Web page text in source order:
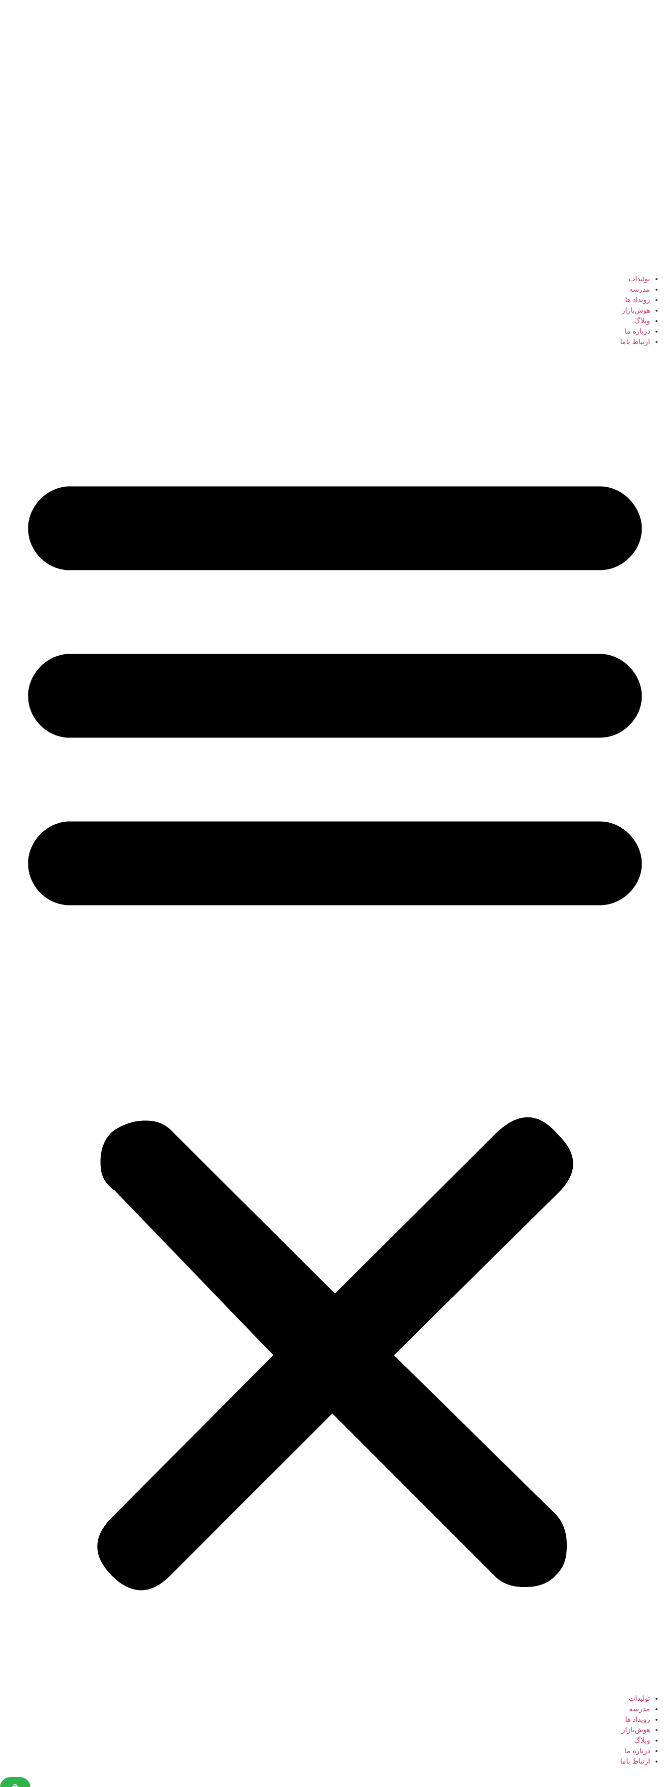
تولیدات
مدرسه
رویداد ها
هوش‌بازار
وبلاگ
درباره ما
ارتباط باما
تولیدات
مدرسه
رویداد ها
هوش‌بازار
وبلاگ
درباره ما
ارتباط باما